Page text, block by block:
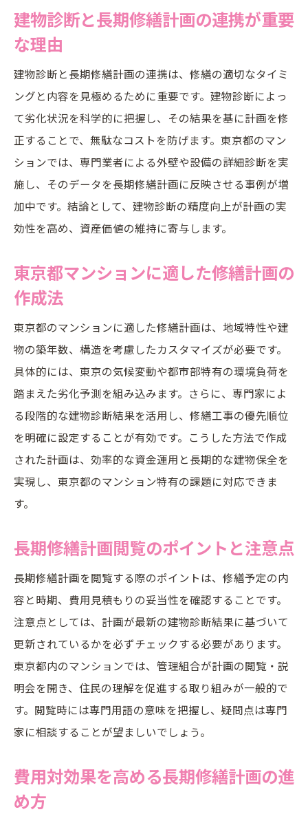
ント
東京都のマンションに求められる修繕計画
長期修繕計画ソフト無料ツールの活用術
建物診断で長期修繕計画のコスト最適化
マンション建物診断費用の適正化ポイント
大規模修繕調査と長期修繕計画の関係性
建物劣化診断業者との連携による成果
長期修繕計画の費用対効果を上げる方法
長期修繕計画見直しで資産価値を守る手順
修繕計画見直し時の管理組合の役割とは
住民合意を得やすい長期修繕計画の進め方
大規模修繕調査の結果を計画に活かす方法
トラブル予防に役立つ診断シートの活用
劣化診断結果を基にした長期修繕計画の立
案
建物劣化診断業者との正しい付き合い方
管理組合で共有したい診断のポイント
建物診断と長期修繕計画の連携が重要
な理由
建物診断と長期修繕計画の連携は、修繕の適切なタイミ
ングと内容を見極めるために重要です。建物診断によっ
て劣化状況を科学的に把握し、その結果を基に計画を修
正することで、無駄なコストを防げます。東京都のマン
ションでは、専門業者による外壁や設備の詳細診断を実
施し、そのデータを長期修繕計画に反映させる事例が増
加中です。結論として、建物診断の精度向上が計画の実
効性を高め、資産価値の維持に寄与します。
東京都マンションに適した修繕計画の
作成法
東京都のマンションに適した修繕計画は、地域特性や建
物の築年数、構造を考慮したカスタマイズが必要です。
具体的には、東京の気候変動や都市部特有の環境負荷を
踏まえた劣化予測を組み込みます。さらに、専門家によ
る段階的な建物診断結果を活用し、修繕工事の優先順位
を明確に設定することが有効です。こうした方法で作成
された計画は、効率的な資金運用と長期的な建物保全を
実現し、東京都のマンション特有の課題に対応できま
す。
長期修繕計画閲覧のポイントと注意点
長期修繕計画を閲覧する際のポイントは、修繕予定の内
容と時期、費用見積もりの妥当性を確認することです。
注意点としては、計画が最新の建物診断結果に基づいて
更新されているかを必ずチェックする必要があります。
東京都内のマンションでは、管理組合が計画の閲覧・説
明会を開き、住民の理解を促進する取り組みが一般的で
す。閲覧時には専門用語の意味を把握し、疑問点は専門
家に相談することが望ましいでしょう。
費用対効果を高める長期修繕計画の進
め方